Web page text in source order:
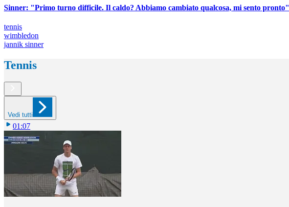
Sinner: "Primo turno difficile. Il caldo? Abbiamo cambiato qualcosa, mi sento pronto"
tennis
wimbledon
jannik sinner
Tennis
Vedi tutti
01:07